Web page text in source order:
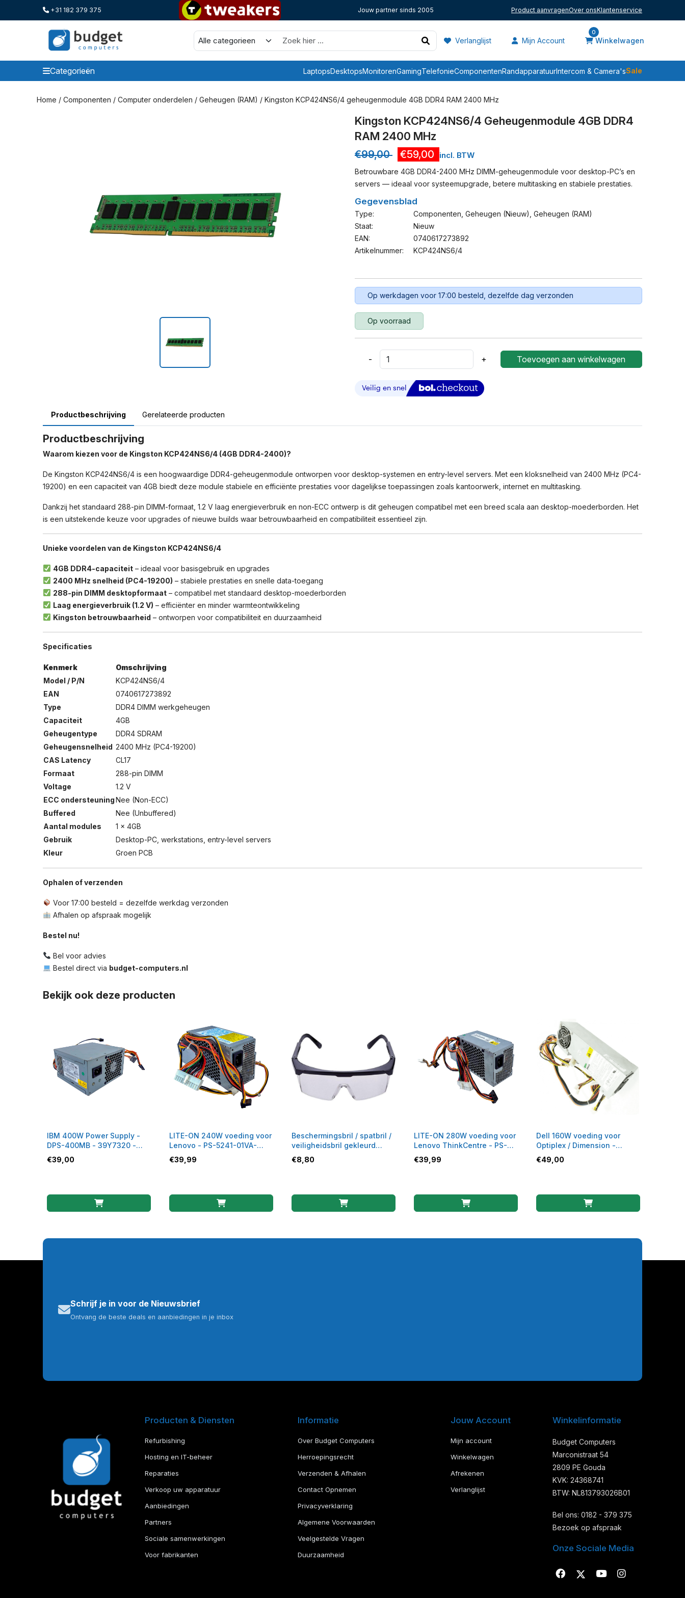
+31 182 379 375 Jouw partner sinds 2005 Product aanvragenOver onsKlantenservice
Verlanglijst Mijn Account
0
Winkelwagen
Categorieën LaptopsDesktopsMonitorenGamingTelefonieComponentenRandapparatuurIntercom & Camera'sSale
Categorieen
Home / Componenten / Computer onderdelen / Geheugen (RAM) / Kingston KCP424NS6/4 geheugenmodule 4GB DDR4 RAM 2400 MHz
Kingston KCP424NS6/4 Geheugenmodule 4GB DDR4
RAM 2400 MHz
€99,00 €59,00 incl. BTW
Betrouwbare 4GB DDR4-2400 MHz DIMM-geheugenmodule voor desktop-PC’s en
servers — ideaal voor systeemupgrade, betere multitasking en stabiele prestaties.
Gegevensblad
Type: Componenten Geheugen (nieuw) Geheugen (RAM)
Staat:
Nieuw
EAN:
0740617273892
Artikelnummer:
KCP424NS6/4
Op werkdagen voor 17:00 besteld, dezelfde dag verzonden
Op voorraad
-
Kingston
Geheugenmodule
2400
+ Toevoegen aan winkelwagen
Productbeschrijving Gerelateerde producten
Productbeschrijving
Waarom kiezen voor de Kingston KCP424NS6/4 (4GB DDR4-2400)?
De Kingston KCP424NS6/4 is een hoogwaardige DDR4-geheugenmodule ontworpen voor desktop-systemen en entry-level servers. Met een kloksnelheid van 2400 MHz (PC4-
19200) en een capaciteit van 4GB biedt deze module stabiele en efficiënte prestaties voor dagelijkse toepassingen zoals kantoorwerk, internet en multitasking.
Dankzij het standaard 288-pin DIMM-formaat, 1.2 V laag energieverbruik en non-ECC ontwerp is dit geheugen compatibel met een breed scala aan desktop-moederborden. Het
is een uitstekende keuze voor upgrades of nieuwe builds waar betrouwbaarheid en compatibiliteit essentieel zijn.
Unieke voordelen van de Kingston KCP424NS6/4
4GB DDR4-capaciteit– ideaal voor basisgebruik en upgrades
2400 MHz snelheid (PC4-19200) – stabiele prestaties en snelle data-toegang
288-pin DIMM desktopformaat– compatibel met standaard desktop-moederborden
Laag energieverbruik (1.2 V) – efficiënter en minder warmteontwikkeling
Kingston betrouwbaarheid – ontworpen voor compatibiliteit en duurzaamheid
Specificaties
Kenmerk
Omschrijving
Model / P/N
KCP424NS6/4
EAN
0740617273892
Type
DDR4 DIMM werkgeheugen
Capaciteit
4GB
Geheugentype
DDR4 SDRAM
Geheugensnelheid 2400 MHz (PC4-19200)
CAS Latency
CL17
Formaat
288-pin DIMM
Voltage
1.2 V
ECC ondersteuningNee (Non-ECC)
Buffered
Nee (Unbuffered)
Aantal modules
1 × 4GB
Gebruik
Desktop-PC, werkstations, entry-level servers
Kleur
Groen PCB
Ophalen of verzenden
Voor 17:00 besteld = dezelfde werkdag verzonden
Afhalen op afspraak mogelijk
Bestel nu!
Bel voor advies
Bestel direct via budget-computers.nl
Bekijk ook deze producten
IBM 400W Power Supply -
DPS-400MB - 39Y7320 -
39Y7321
€39,00
LITE-ON 240W voeding voor
Lenovo - PS-5241-01VA-
ROHS
€39,99
Beschermingsbril / spatbril /
veiligheidsbril gekleurd
montuur
€8,80
LITE-ON 280W voeding voor
Lenovo ThinkCentre - PS-
5281-01VF
€39,99
Dell 160W voeding voor
Optiplex / Dimension -
U5427 - PS-5161-7DS
€49,00
Schrijf je in voor de Nieuwsbrief
Ontvang de beste deals en aanbiedingen in je inbox
Producten & Diensten
Refurbishing
Hosting en IT-beheer
Reparaties
Verkoop uw apparatuur
Aanbiedingen
Partners
Sociale samenwerkingen
Voor fabrikanten
Informatie
Over Budget Computers
Herroepingsrecht
Verzenden & Afhalen
Contact Opnemen
Privacyverklaring
Algemene Voorwaarden
Veelgestelde Vragen
Duurzaamheid
Jouw Account
Mijn account
Winkelwagen
Afrekenen
Verlanglijst
Winkelinformatie
Budget Computers
Marconistraat 54
2809 PE Gouda
KVK: 24368741
BTW: NL813793026B01
Bel ons: 0182 - 379 375
Bezoek op afspraak
Onze Sociale Media